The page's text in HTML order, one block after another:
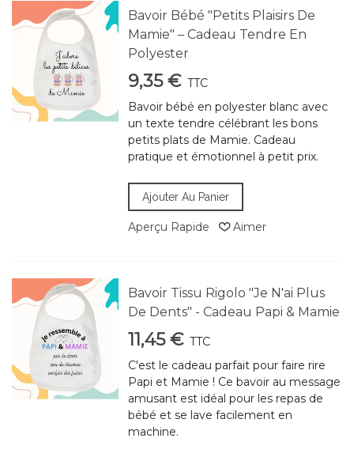
Bavoir Bébé "Petits Plaisirs De
Mamie" – Cadeau Tendre En
Polyester
9,35 € TTC
Bavoir bébé en polyester blanc avec
un texte tendre célébrant les bons
petits plats de Mamie. Cadeau
pratique et émotionnel à petit prix.
Ajouter Au Panier
Aperçu Rapide Aimer
Bavoir Tissu Rigolo "Je N'ai Plus
De Dents" - Cadeau Papi & Mamie
11,45 € TTC
C'est le cadeau parfait pour faire rire
Papi et Mamie ! Ce bavoir au message
amusant est idéal pour les repas de
bébé et se lave facilement en
machine.